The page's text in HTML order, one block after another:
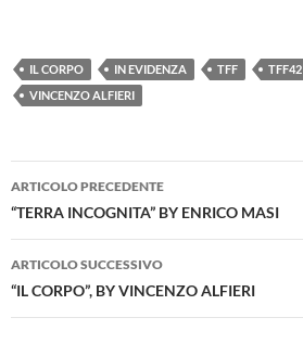
IL CORPO IN EVIDENZA TFF TFF42
VINCENZO ALFIERI
Navigazione
articolo
ARTICOLO PRECEDENTE
“TERRA INCOGNITA” BY ENRICO MASI
ARTICOLO SUCCESSIVO
“IL CORPO”, BY VINCENZO ALFIERI